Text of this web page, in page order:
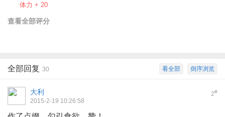
体力 + 20
查看全部评分
倒序浏览
看全部
全部回复 30
2#
大利
2015-2-19 10:26:58